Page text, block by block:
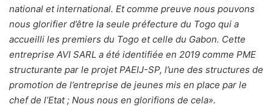
national et international. Et comme preuve nous pouvons
nous glorifier d’être la seule préfecture du Togo qui a
accueilli les premiers du Togo et celle du Gabon. Cette
entreprise AVI SARL a été identifiée en 2019 comme PME
structurante par le projet PAEIJ-SP, l’une des structures de
promotion de l’entreprise de jeunes mis en place par le
chef de l’Etat ; Nous nous en glorifions de cela».